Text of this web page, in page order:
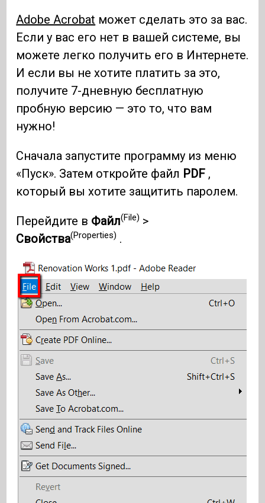
Adobe Acrobat может сделать это за вас.
Если у вас его нет в вашей системе, вы
можете легко получить его в Интернете.
И если вы не хотите платить за это,
получите 7-дневную бесплатную
пробную версию — это то, что вам
нужно!
Сначала запустите программу из меню
«Пуск». Затем откройте файл PDF ,
который вы хотите защитить паролем.
Перейдите в Файл(File) >
Свойства(Properties) .